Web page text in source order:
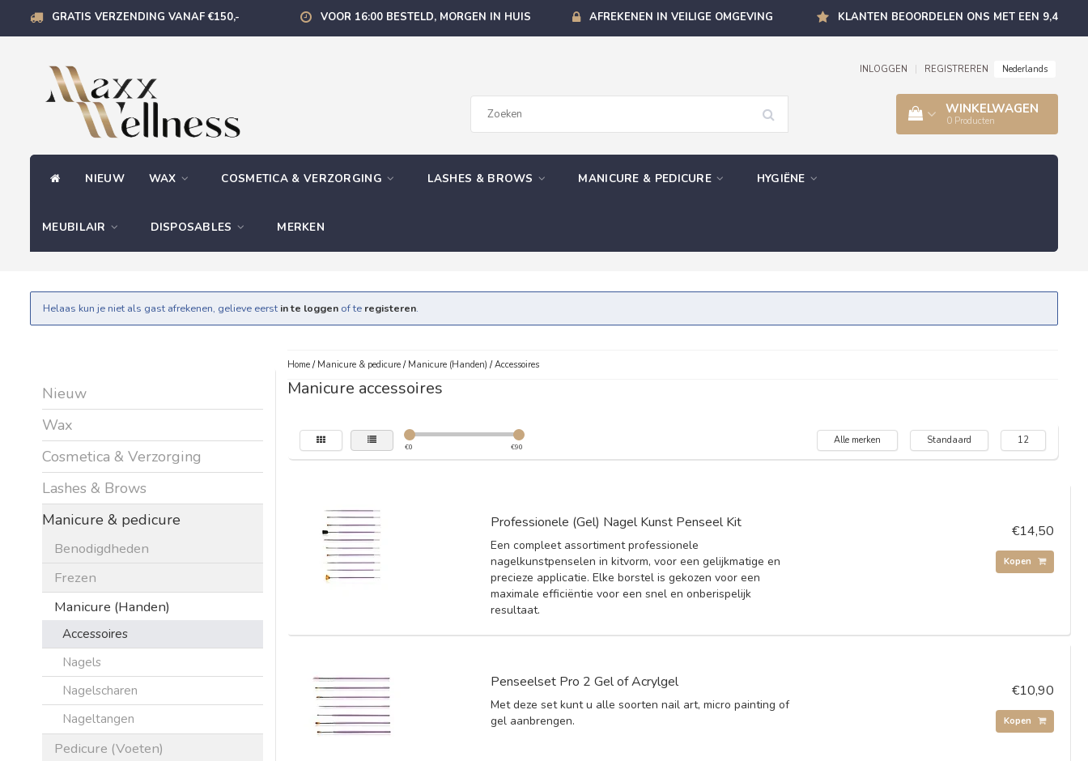
GRATIS VERZENDING VANAF €150,- VOOR 16:00 BESTELD, MORGEN IN HUIS AFREKENEN IN VEILIGE OMGEVING KLANTEN BEOORDELEN ONS MET EEN 9,4
INLOGGEN REGISTREREN Nederlands
WINKELWAGEN
0 Producten
NIEUW WAX COSMETICA & VERZORGING LASHES & BROWS MANICURE & PEDICURE HYGIËNE
MEUBILAIR DISPOSABLES MERKEN
Helaas kun je niet als gast afrekenen, gelieve eerst in te loggen of te registeren.
Nieuw
Wax
Cosmetica & Verzorging
Lashes & Brows
Manicure & pedicure
Benodigdheden
Frezen
Manicure (Handen)
Accessoires
Nagels
Nagelscharen
Nageltangen
Pedicure (Voeten)
Home/ Manicure & pedicure/ Manicure (Handen) /Accessoires
Manicure accessoires
€0 €90
Alle merken Standaard 12
Professionele (Gel) Nagel Kunst Penseel Kit
Een compleet assortiment professionele
nagelkunstpenselen in kitvorm, voor een gelijkmatige en
precieze applicatie. Elke borstel is gekozen voor een
maximale efficiëntie voor een snel en onberispelijk
resultaat.
€14,50
Kopen
Penseelset Pro 2 Gel of Acrylgel
Met deze set kunt u alle soorten nail art, micro painting of
gel aanbrengen.
€10,90
Kopen